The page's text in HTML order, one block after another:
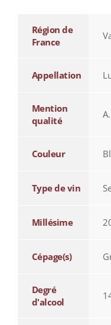
Région de
France
Appellation
Mention
qualité
Couleur
Type de vin
Millésime
Cépage(s)
Degré
d'alcool